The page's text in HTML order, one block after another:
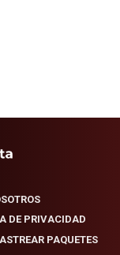
DE PRIVACIDAD
PAQUETES